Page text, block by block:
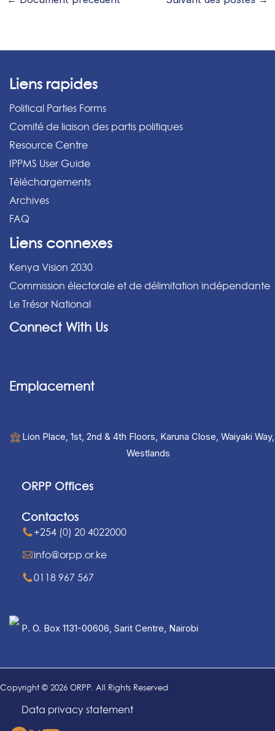
Liens rapides
Political Parties Forms
Comité de liaison des partis politiques
Resource Centre
IPPMS User Guide
Téléchargements
Archives
FAQ
Liens connexes
Kenya Vision 2030
Commission électorale et de délimitation indépendante
Le Trésor National
Connect With Us
Emplacement
Lion Place, 1st, 2nd & 4th Floors, Karuna Close, Waiyaki Way,
Westlands
ORPP Offices
Contactos
+254 (0) 20 4022000
info@orpp.or.ke
0118 967 567
P. O. Box 1131-00606, Sarit Centre, Nairobi
Copyright © 2026 ORPP. All Rights Reserved
Data privacy statement